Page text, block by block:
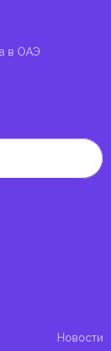
в ОАЭ
Новости